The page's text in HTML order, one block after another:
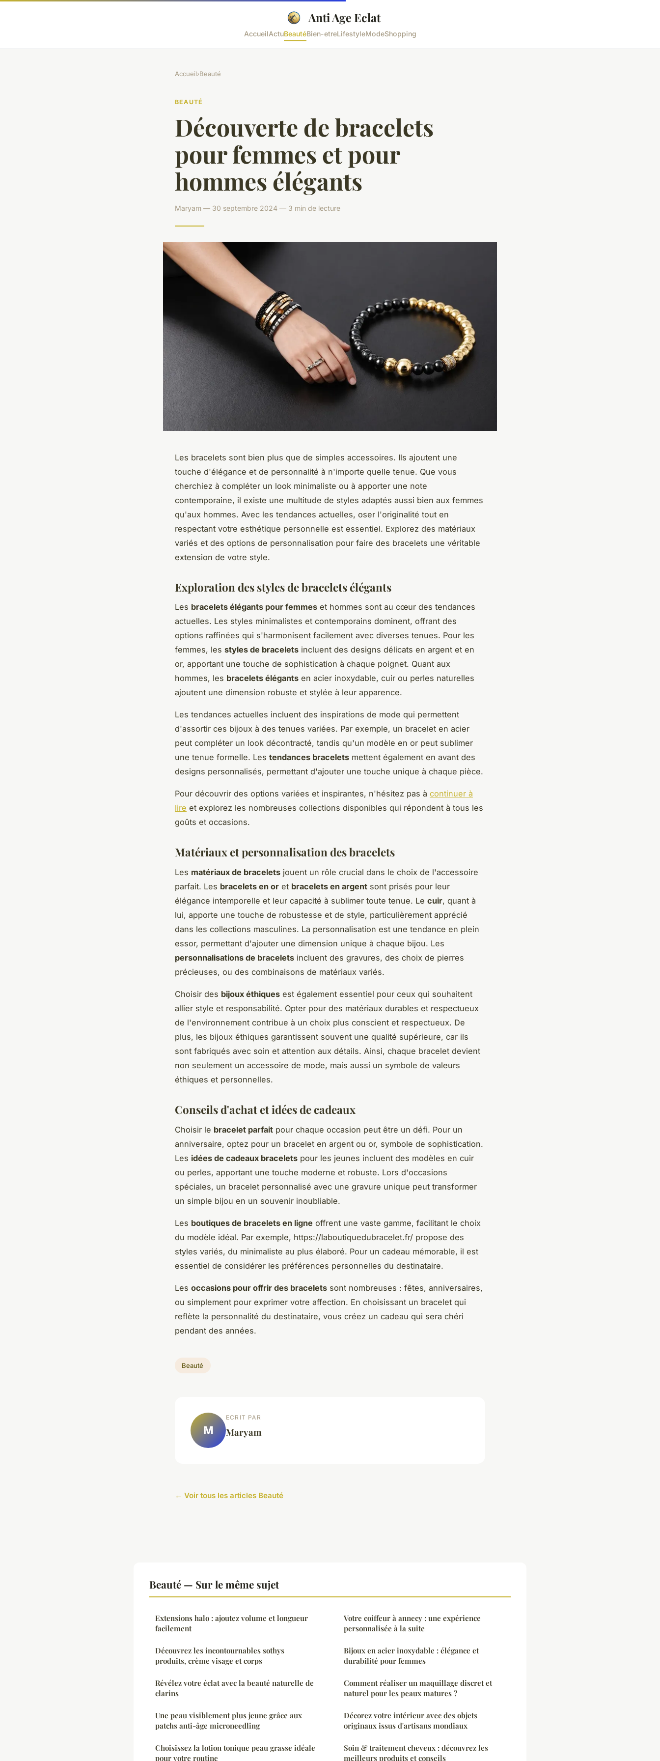
Anti Age Eclat
AccueilActuBeautéBien-etreLifestyleModeShopping
Accueil›Beauté
BEAUTÉ
Découverte de bracelets
pour femmes et pour
hommes élégants
Maryam — 30 septembre 2024 — 3 min de lecture
Les bracelets sont bien plus que de simples accessoires. Ils ajoutent une
touche d'élégance et de personnalité à n'importe quelle tenue. Que vous
cherchiez à compléter un look minimaliste ou à apporter une note
contemporaine, il existe une multitude de styles adaptés aussi bien aux femmes
qu'aux hommes. Avec les tendances actuelles, oser l'originalité tout en
respectant votre esthétique personnelle est essentiel. Explorez des matériaux
variés et des options de personnalisation pour faire des bracelets une véritable
extension de votre style.
Exploration des styles de bracelets élégants
Les bracelets élégants pour femmes et hommes sont au cœur des tendances
actuelles. Les styles minimalistes et contemporains dominent, offrant des
options raffinées qui s'harmonisent facilement avec diverses tenues. Pour les
femmes, les styles de bracelets incluent des designs délicats en argent et en
or, apportant une touche de sophistication à chaque poignet. Quant aux
hommes, les bracelets élégants en acier inoxydable, cuir ou perles naturelles
ajoutent une dimension robuste et stylée à leur apparence.
Les tendances actuelles incluent des inspirations de mode qui permettent
d'assortir ces bijoux à des tenues variées. Par exemple, un bracelet en acier
peut compléter un look décontracté, tandis qu'un modèle en or peut sublimer
une tenue formelle. Les tendances bracelets mettent également en avant des
designs personnalisés, permettant d'ajouter une touche unique à chaque pièce.
Pour découvrir des options variées et inspirantes, n'hésitez pas à continuer à
lire et explorez les nombreuses collections disponibles qui répondent à tous les
goûts et occasions.
Matériaux et personnalisation des bracelets
Les matériaux de bracelets jouent un rôle crucial dans le choix de l'accessoire
parfait. Les bracelets en or et bracelets en argent sont prisés pour leur
élégance intemporelle et leur capacité à sublimer toute tenue. Le cuir, quant à
lui, apporte une touche de robustesse et de style, particulièrement apprécié
dans les collections masculines. La personnalisation est une tendance en plein
essor, permettant d'ajouter une dimension unique à chaque bijou. Les
personnalisations de bracelets incluent des gravures, des choix de pierres
précieuses, ou des combinaisons de matériaux variés.
Choisir des bijoux éthiques est également essentiel pour ceux qui souhaitent
allier style et responsabilité. Opter pour des matériaux durables et respectueux
de l'environnement contribue à un choix plus conscient et respectueux. De
plus, les bijoux éthiques garantissent souvent une qualité supérieure, car ils
sont fabriqués avec soin et attention aux détails. Ainsi, chaque bracelet devient
non seulement un accessoire de mode, mais aussi un symbole de valeurs
éthiques et personnelles.
Conseils d'achat et idées de cadeaux
Choisir le bracelet parfait pour chaque occasion peut être un défi. Pour un
anniversaire, optez pour un bracelet en argent ou or, symbole de sophistication.
Les idées de cadeaux bracelets pour les jeunes incluent des modèles en cuir
ou perles, apportant une touche moderne et robuste. Lors d'occasions
spéciales, un bracelet personnalisé avec une gravure unique peut transformer
un simple bijou en un souvenir inoubliable.
Les boutiques de bracelets en ligne offrent une vaste gamme, facilitant le choix
du modèle idéal. Par exemple, https://laboutiquedubracelet.fr/ propose des
styles variés, du minimaliste au plus élaboré. Pour un cadeau mémorable, il est
essentiel de considérer les préférences personnelles du destinataire.
Les occasions pour offrir des bracelets sont nombreuses : fêtes, anniversaires,
ou simplement pour exprimer votre affection. En choisissant un bracelet qui
reflète la personnalité du destinataire, vous créez un cadeau qui sera chéri
pendant des années.
Beauté
M
ECRIT PAR
Maryam
← Voir tous les articles Beauté
Beauté — Sur le même sujet
Extensions halo : ajoutez volume et longueur
facilement
Découvrez les incontournables sothys
produits, crème visage et corps
Révélez votre éclat avec la beauté naturelle de
clarins
Une peau visiblement plus jeune grâce aux
patchs anti-âge microneedling
Choisissez la lotion tonique peau grasse idéale
pour votre routine
Votre coiffeur à annecy : une expérience
personnalisée à la suite
Bijoux en acier inoxydable : élégance et
durabilité pour femmes
Comment réaliser un maquillage discret et
naturel pour les peaux matures ?
Décorez votre intérieur avec des objets
originaux issus d'artisans mondiaux
Soin & traitement cheveux : découvrez les
meilleurs produits et conseils